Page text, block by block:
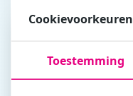
Tussenvoegsel
E-mailadres
Cookievoorkeuren
Toestemming